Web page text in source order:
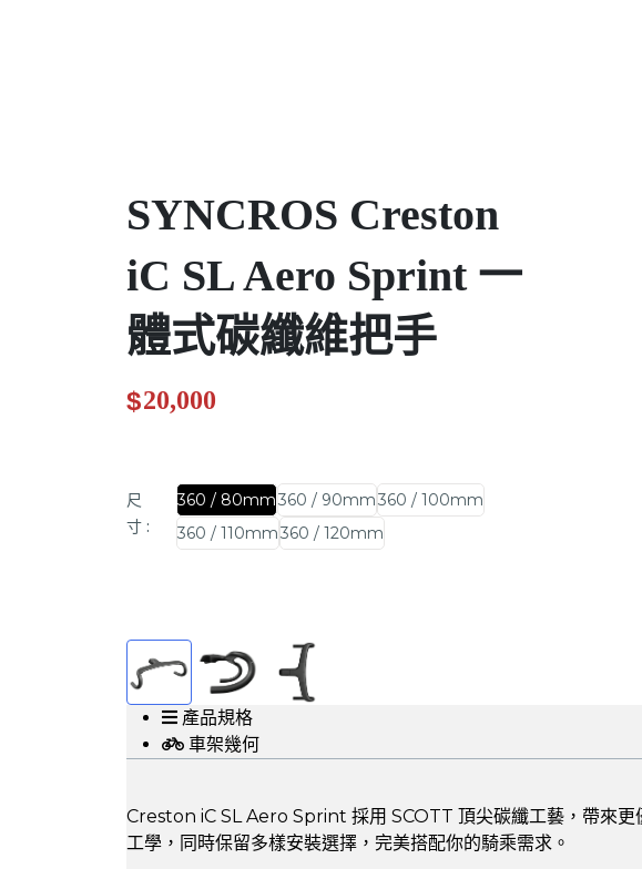
SYNCROS Creston
iC SL Aero Sprint 一
體式碳纖維把手
$20,000
尺
寸 :
360 / 80mm360 / 90mm360 / 100mm
360 / 110mm360 / 120mm
產品規格
車架幾何
Creston iC SL Aero Sprint 採用 SCOTT 頂尖碳纖工藝，帶來更
工學，同時保留多樣安裝選擇，完美搭配你的騎乘需求。